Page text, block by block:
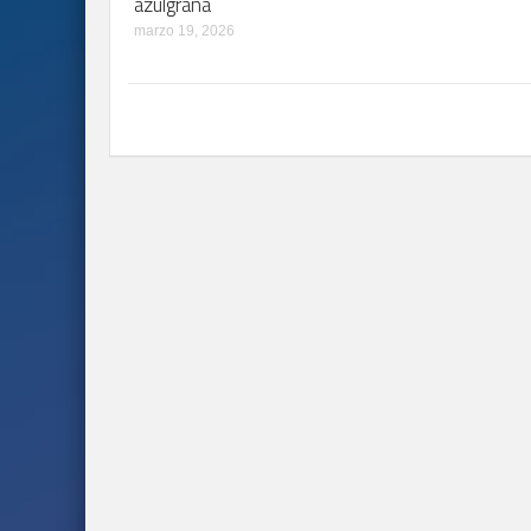
marzo 19, 2026